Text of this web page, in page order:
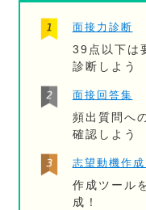
面接力診断
39点以下は
診断しよう
面接回答集
頻出質問へ
確認しよう
志望動機作
作成ツール
成！